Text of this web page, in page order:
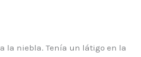
la niebla. Tenía un látigo en la